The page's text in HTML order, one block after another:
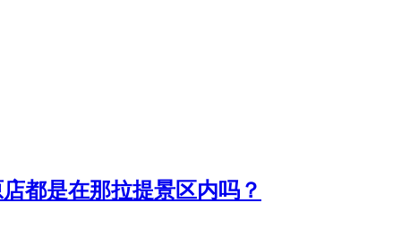
都是在那拉提景区内吗？